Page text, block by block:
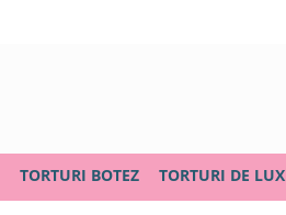
TORTURI BOTEZ TORTURI DE LUX